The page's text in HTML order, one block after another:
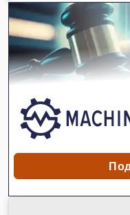
Мы говорим и пишем на
можете отправлять
Ix Alolgsrf